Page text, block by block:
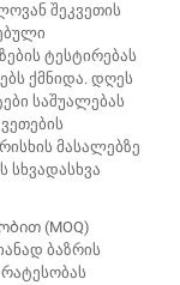
შეკვეთის
ტესტირებას
ქმნიდა. დღეს
საშუალებას
მასალებზე
სხვადასხვა
(MOQ)
ბაზრის